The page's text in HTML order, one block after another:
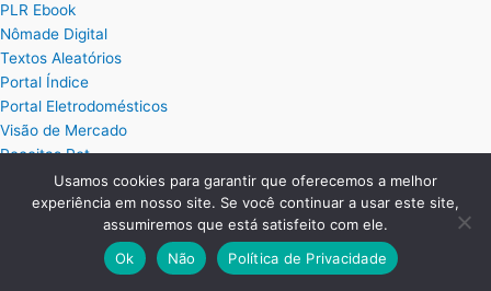
PLR Ebook
Nômade Digital
Textos Aleatórios
Portal Índice
Portal Eletrodomésticos
Visão de Mercado
Receitas Pet
Guia Tec Lar
Bem Informado
Próprio Sistemas
Usamos cookies para garantir que oferecemos a melhor
experiência em nosso site. Se você continuar a usar este site,
assumiremos que está satisfeito com ele.
Ok
Não Política de Privacidade